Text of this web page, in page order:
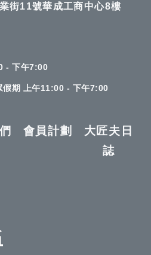
街11號華成工商中心8樓
- 下午7:00
假期 上午11:00 - 下午7:00
會員計劃
大匠夫日
誌